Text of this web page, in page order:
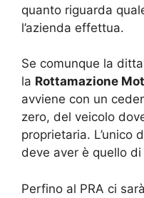
quanto riguarda
l’azienda effettua.
Se comunque la
la Rottamazione
avviene con un
zero, del veicolo
proprietaria. L’unico
deve aver è quello
Perfino al PRA ci